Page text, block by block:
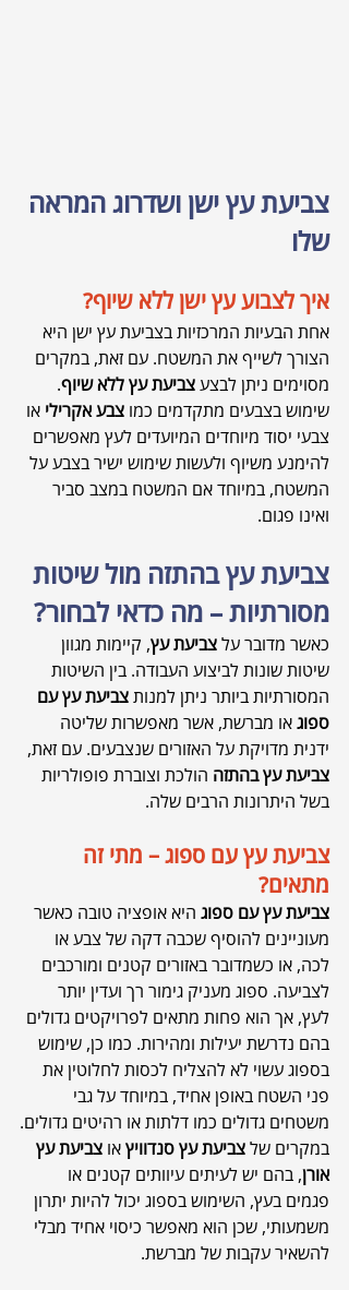
צביעת עץ ישן ושדרוג המראה
שלו
איך לצבוע עץ ישן ללא שיוף?
אחת הבעיות המרכזיות בצביעת עץ ישן היא
הצורך לשייף את המשטח. עם זאת, במקרים
מסוימים ניתן לבצע צביעת עץ ללא שיוף.
שימוש בצבעים מתקדמים כמו צבע אקרילי או
צבעי יסוד מיוחדים המיועדים לעץ מאפשרים
להימנע משיוף ולעשות שימוש ישיר בצבע על
המשטח, במיוחד אם המשטח במצב סביר
ואינו פגום.
צביעת עץ בהתזה מול שיטות
מסורתיות – מה כדאי לבחור?
כאשר מדובר על צביעת עץ, קיימות מגוון
שיטות שונות לביצוע העבודה. בין השיטות
המסורתיות ביותר ניתן למנות צביעת עץ עם
ספוג או מברשת, אשר מאפשרות שליטה
ידנית מדויקת על האזורים שנצבעים. עם זאת,
צביעת עץ בהתזה הולכת וצוברת פופולריות
בשל היתרונות הרבים שלה.
צביעת עץ עם ספוג – מתי זה
מתאים?
צביעת עץ עם ספוג היא אופציה טובה כאשר
מעוניינים להוסיף שכבה דקה של צבע או
לכה, או כשמדובר באזורים קטנים ומורכבים
לצביעה. ספוג מעניק גימור רך ועדין יותר
לעץ, אך הוא פחות מתאים לפרויקטים גדולים
בהם נדרשת יעילות ומהירות. כמו כן, שימוש
בספוג עשוי לא להצליח לכסות לחלוטין את
פני השטח באופן אחיד, במיוחד על גבי
משטחים גדולים כמו דלתות או רהיטים גדולים.
במקרים של צביעת עץ סנדוויץ או צביעת עץ
אורן, בהם יש לעיתים עיוותים קטנים או
פגמים בעץ, השימוש בספוג יכול להיות יתרון
משמעותי, שכן הוא מאפשר כיסוי אחיד מבלי
להשאיר עקבות של מברשת.